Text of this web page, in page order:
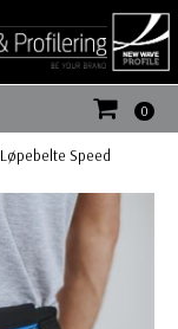
0
Løpebelte Speed